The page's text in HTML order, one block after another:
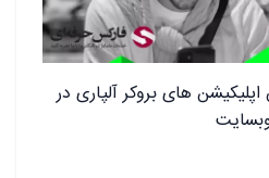
های بروکر آلپاری در